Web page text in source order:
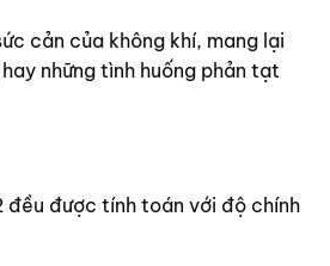
cản của không khí, mang lại
những tình huống phản tạt
đều được tính toán với độ chính